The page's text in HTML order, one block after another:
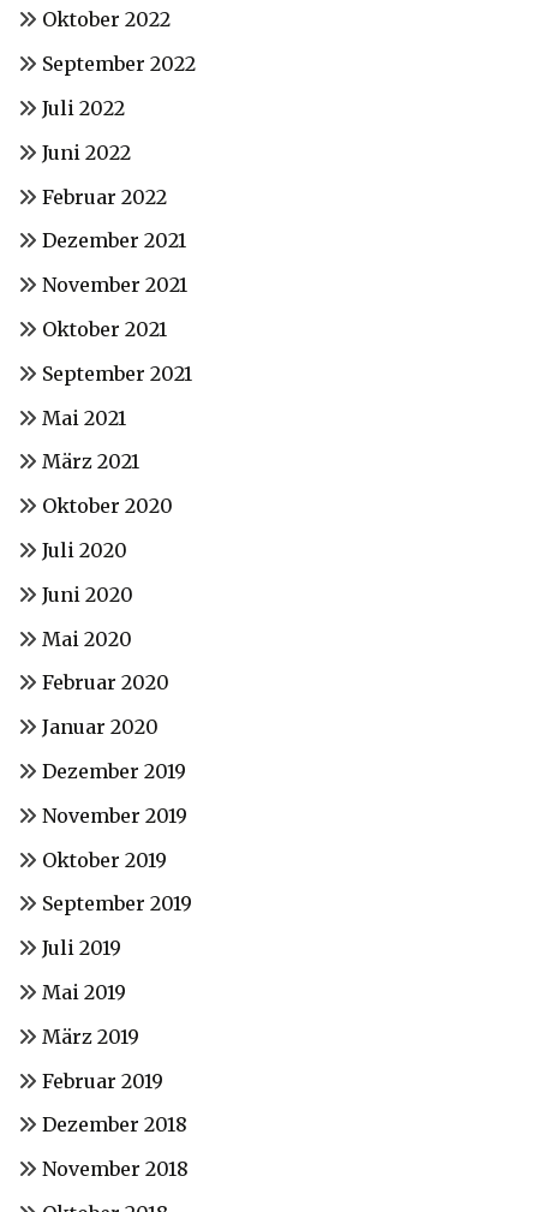
Oktober 2022
September 2022
Juli 2022
Juni 2022
Februar 2022
Dezember 2021
November 2021
Oktober 2021
September 2021
Mai 2021
März 2021
Oktober 2020
Juli 2020
Juni 2020
Mai 2020
Februar 2020
Januar 2020
Dezember 2019
November 2019
Oktober 2019
September 2019
Juli 2019
Mai 2019
März 2019
Februar 2019
Dezember 2018
November 2018